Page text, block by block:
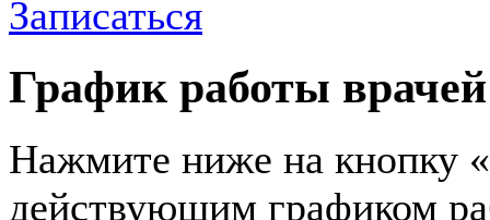
Записаться
График работы врачей
Нажмите ниже на кнопку
действующим графиком